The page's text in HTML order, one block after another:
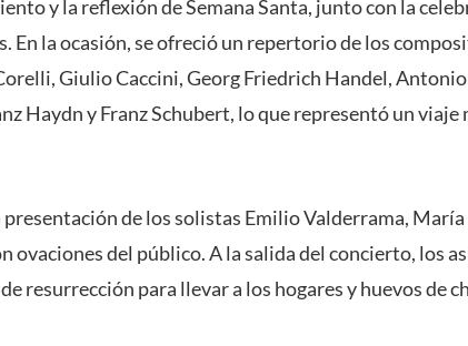
y la reflexión de Semana Santa, junto con la
En la ocasión, se ofreció un repertorio de los
Giulio Caccini, Georg Friedrich Handel,
Haydn y Franz Schubert, lo que representó un viaje
presentación de los solistas Emilio Valderrama,
ovaciones del público. A la salida del concierto, los
resurrección para llevar a los hogares y huevos de